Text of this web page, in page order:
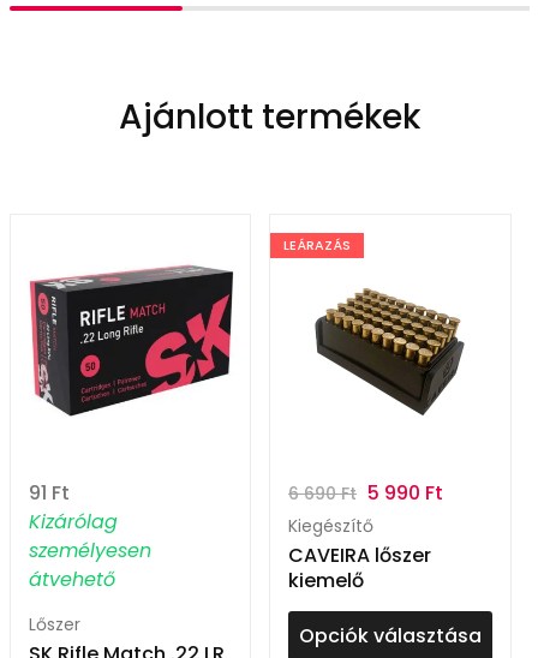
Ajánlott termékek
91 Ft
Kizárólag
személyesen
átvehető
Lőszer
LEÁRAZÁS
6 690Ft 5 990 Ft
Kiegészítő
CAVEIRA lőszer
kiemelő
Opciók választása